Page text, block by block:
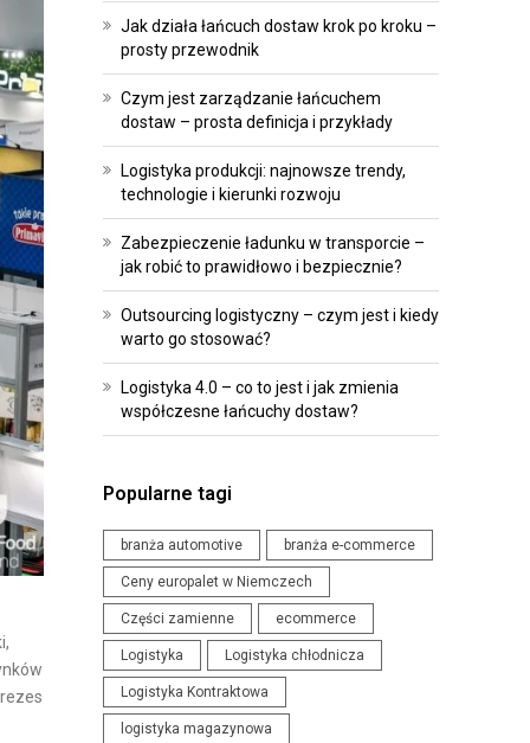
M
A
P
R
A
W
E
D
L
C
J
P
R
A
W
O
P
R
Z
E
W
Y
D
A
R
Jak działa łańcuch dostaw krok po kroku –
prosty przewodnik
Czym jest zarządzanie łańcuchem
dostaw – prosta definicja i przykłady
Logistyka produkcji: najnowsze trendy,
technologie i kierunki rozwoju
Zabezpieczenie ładunku w transporcie –
jak robić to prawidłowo i bezpiecznie?
Outsourcing logistyczny – czym jest i kiedy
warto go stosować?
Logistyka 4.0 – co to jest i jak zmienia
współczesne łańcuchy dostaw?
Popularne tagi
branża automotive branża e-commerce
Ceny europalet w Niemczech
Części zamienne ecommerce
Logistyka Logistyka chłodnicza
Logistyka Kontraktowa
logistyka magazynowa